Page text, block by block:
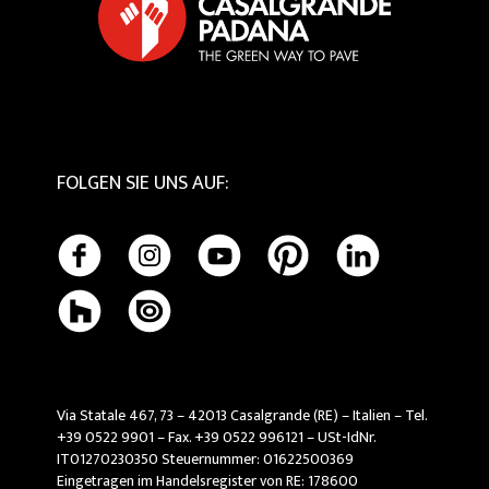
Tactile
Pflege und Reinigung
FOLGEN SIE UNS AUF:
Via Statale 467, 73 – 42013 Casalgrande (RE) – Italien – Tel.
+39 0522 9901 – Fax. +39 0522 996121 – USt-IdNr.
IT01270230350 Steuernummer: 01622500369
Eingetragen im Handelsregister von RE: 178600